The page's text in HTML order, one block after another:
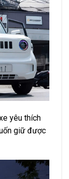
yêu thích
giữ được